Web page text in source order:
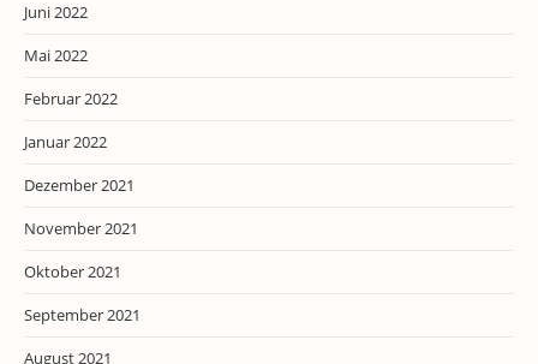
Juni 2022
Mai 2022
Februar 2022
Januar 2022
Dezember 2021
November 2021
Oktober 2021
September 2021
August 2021